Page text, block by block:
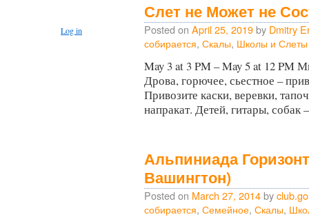
Log in
Слет не Может не
Posted on April 25, 2019by Dmitry
собирается, Скалы, Школы и Слеты
May 3 at 3 PM – May 5 at 12 PM
Дрова, горючее, сьестное –
Привозите каски, веревки,
напракат. Детей, гитары,
Альпиниада
Вашингтон)
Posted on March 27, 2014by
собирается, Семейное, Скалы,